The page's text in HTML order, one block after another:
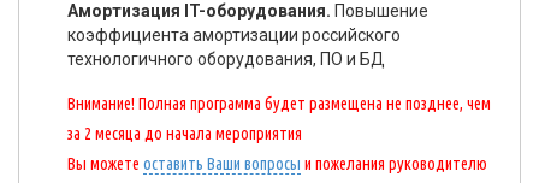
Амортизация IT-оборудования. Повышение
коэффициента амортизации российского
технологичного оборудования, ПО и БД
Внимание! Полная программа будет размещена не позднее, чем
за 2 месяца до начала мероприятия
Вы можете оставить Ваши вопросы и пожелания руководителю